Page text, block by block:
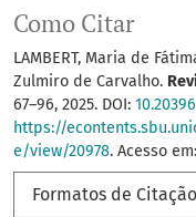
Como Citar
LAMBERT, Maria de
Zulmiro de Carvalho.
67–96, 2025. DOI:
https://
e/view/20978. Acesso
Formatos de Citação